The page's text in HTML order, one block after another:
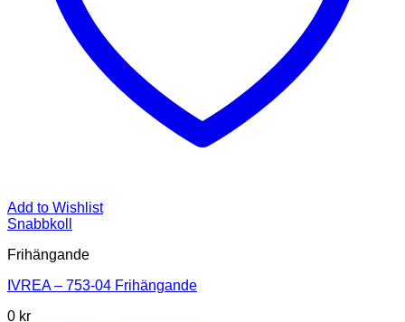
Add to Wishlist
Snabbkoll
Frihängande
IVREA – 753-04 Frihängande
0 kr